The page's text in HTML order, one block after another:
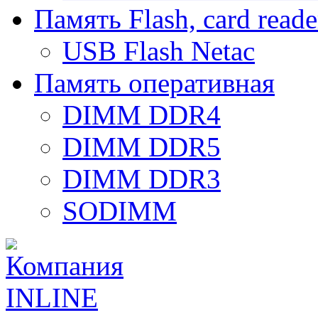
Память Flash, card
USB Flash Netac
Память оперативная
DIMM DDR4
DIMM DDR5
DIMM DDR3
SODIMM